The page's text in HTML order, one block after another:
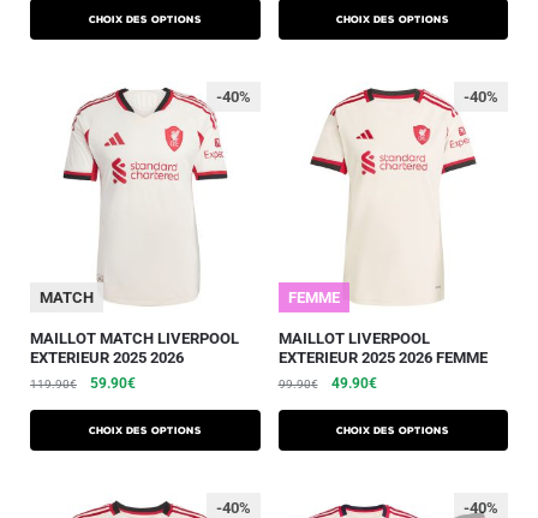
Choix des options Choix des options
-40%
MATCH
MAILLOT MATCH LIVERPOOL
EXTERIEUR 2025 2026
119.90€ 59.90€
Choix des options
-40%
FEMME
MAILLOT LIVERPOOL
EXTERIEUR 2025 2026 FEMME
99.90€ 49.90€
Choix des options
-40% -40%